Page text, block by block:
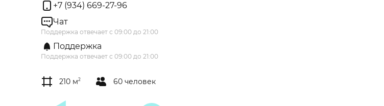
+7 (934) 669-27-96
Чат
Поддержка отвечает с 09:00 до 21:00
Поддержка
Поддержка отвечает с 09:00 до 21:00
210 м2 60 человек